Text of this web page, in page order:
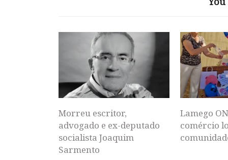
Morreu escritor,
advogado e ex-deputado
socialista Joaquim
Sarmento
Lamego
comércio